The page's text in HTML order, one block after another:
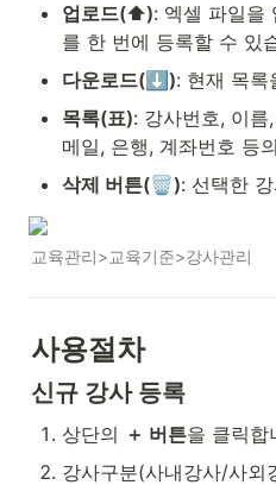
업로드(⬆): 엑셀 파일을
를 한 번에 등록할 수 있
다운로드(⬇): 현재 목록
목록(표): 강사번호, 이름
메일, 은행, 계좌번호 등
삭제 버튼(🗑): 선택한
교육관리>교육기준>강사관리
사용절차
신규 강사 등록
상단의 ＋ 버튼을 클릭합
강사구분(사내강사/사외